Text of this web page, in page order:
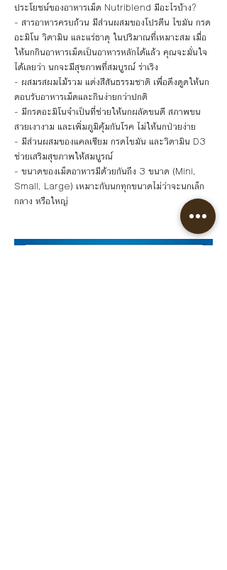
ประโยชน์ของอาหารเม็ด Nutriblend มีอะไรบ้าง?
- สารอาหารครบถ้วน มีส่วนผสมของโปรตีน ไขมัน กรด
อะมิโน วิตามิน และแร่ธาตุ ในปริมาณที่เหมาะสม เมื่อ
ให้นกกินอาหารเม็ดเป็นอาหารหลักได้แล้ว คุณจะมั่นใจ
ได้เลยว่า นกจะมีสุขภาพที่สมบูรณ์ ร่าเริง
- ผสมรสผมไม้รวม แต่งสีสันธรรมชาติ เพื่อดึงดูดให้นก
ตอบรับอาหารเม็ดและกินง่ายกว่าปกติ
- มีกรดอะมิโนจำเป็นที่ช่วยให้นกผลัดขนดี สภาพขน
สวยเงางาม และเพิ่มภูมิคุ้มกันโรค ไม่ให้นกป่วยง่าย
- มีส่วนผสมของแคลเซียม กรดไขมัน และวิตามิน D3
ช่วยเสริมสุขภาพให้สมบูรณ์
- ขนาดของเม็ดอาหารมีด้วยกันถึง 3 ขนาด (Mini,
Small, Large) เหมาะกับนกทุกขนาดไม่ว่าจะนกเล็ก
กลาง หรือใหญ่